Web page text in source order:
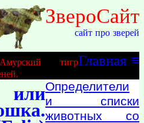
ЗвероСайт
сайт про зверей
≡
Главная
Амурский тигр
Определители
и списки
животных со